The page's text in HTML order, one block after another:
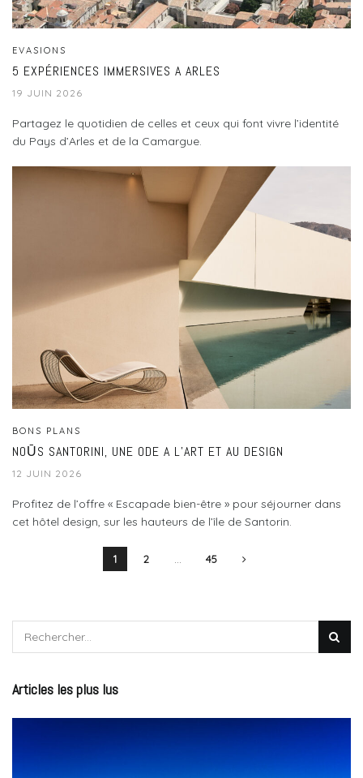
EVASIONS
5 EXPÉRIENCES IMMERSIVES A ARLES
19 JUIN 2026
Partagez le quotidien de celles et ceux qui font vivre l’identité
du Pays d’Arles et de la Camargue.
BONS PLANS
NOŪS SANTORINI, UNE ODE A L’ART ET AU DESIGN
12 JUIN 2026
Profitez de l’offre « Escapade bien-être » pour séjourner dans
cet hôtel design, sur les hauteurs de l’île de Santorin.
1 2 45
Articles les plus lus